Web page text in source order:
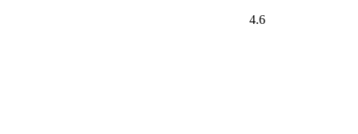
4.6